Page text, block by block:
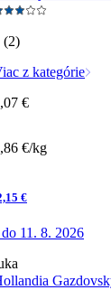
(2)
z kategórie
€
11. 8. 2026
€
€/kg